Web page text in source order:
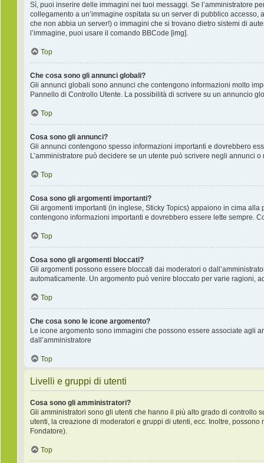
Sì, puoi inserire delle immagini nei tuoi messaggi. Se l’amministratore
collegamento a un’immagine ospitata su un server di pubblico
che non abbia un server!) o immagini che si trovano dietro sistemi di
l’immagine, puoi usare il comando BBCode [img].
Top
Che cosa sono gli annunci globali?
Gli annunci globali sono annunci che contengono informazioni molto
Pannello di Controllo Utente. La possibilità di scrivere su un annuncio
Top
Cosa sono gli annunci?
Gli annunci contengono spesso informazioni importanti e dovrebbero
L’amministratore può decidere se un utente può scrivere negli annunci o
Top
Cosa sono gli argomenti importanti?
Gli argomenti importanti (in inglese, Sticky Topics) appaiono in cima
contengono informazioni importanti e dovrebbero essere lette sempre.
Top
Cosa sono gli argomenti bloccati?
Gli argomenti possono essere bloccati dai moderatori o
automaticamente. Un argomento può venire bloccato per varie ragioni,
Top
Che cosa sono le icone argomento?
Le icone argomento sono immagini che possono essere associate agli
dall’amministratore
Top
Livelli e gruppi di utenti
Cosa sono gli amministratori?
Gli amministratori sono gli utenti che hanno il più alto grado di controllo
utenti, la creazione di moderatori e gruppi di utenti, ecc. Inoltre,
Fondatore).
Top